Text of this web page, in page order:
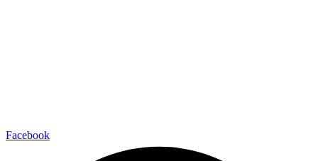
Facebook